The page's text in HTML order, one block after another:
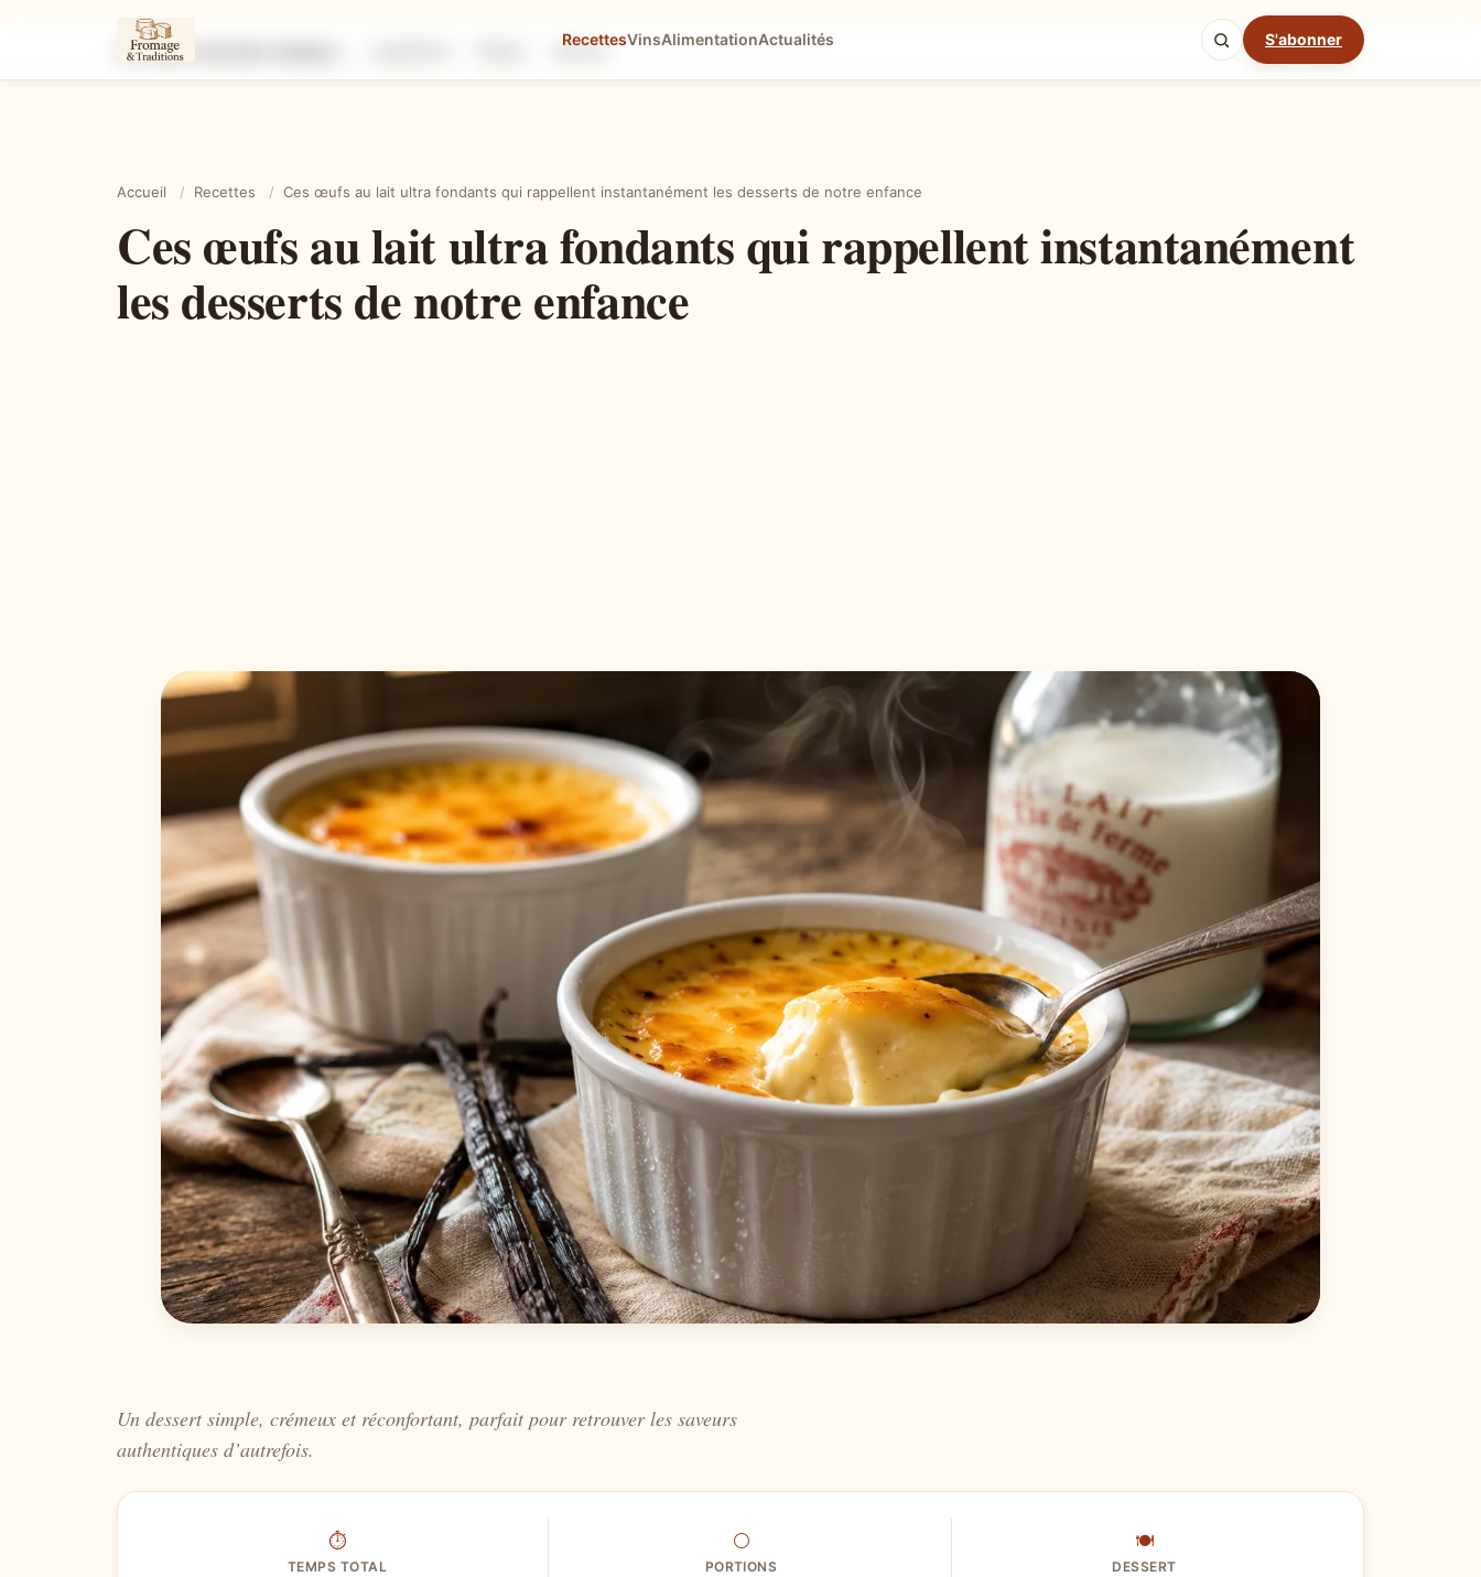
RecettesVinsAlimentationActualités S'abonner
Astuces Mode cuisine
Accueil / Recettes / Ces œufs au lait ultra fondants qui rappellent instantanément les desserts de notre enfance
Ces œufs au lait ultra fondants qui rappellent instantanément
les desserts de notre enfance
Un dessert simple, crémeux et réconfortant, parfait pour retrouver les saveurs
authentiques d’autrefois.
⏱
TEMPS TOTAL
⚪
PORTIONS
🍽
DESSERT